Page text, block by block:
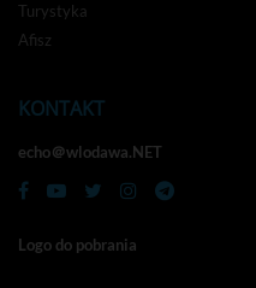
Turystyka
Afisz
KONTAKT
echo＠wlodawa.NET
Logo do pobrania